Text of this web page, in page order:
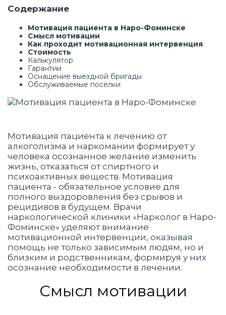
Содержание
Мотивация пациента в Наро-Фоминске
Смысл мотивации
Как проходит мотивационная интервенция
Стоимость
Калькулятор
Гарантии
Оснащение выездной бригады
Обслуживаемые посёлки
Мотивация пациента к лечению от
алкоголизма и наркомании формирует у
человека осознанное желание изменить
жизнь, отказаться от спиртного и
психоактивных веществ. Мотивация
пациента - обязательное условие для
полного выздоровления без срывов и
рецидивов в будущем. Врачи
наркологической клиники «Нарколог в Наро-
Фоминске» уделяют внимание
мотивационной интервенции, оказывая
помощь не только зависимым людям, но и
близким и родственникам, формируя у них
осознание необходимости в лечении.
Смысл мотивации